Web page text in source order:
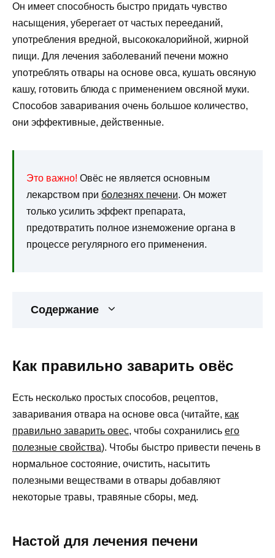
Он имеет способность быстро придать чувство
насыщения, уберегает от частых перееданий,
употребления вредной, высококалорийной, жирной
пищи. Для лечения заболеваний печени можно
употреблять отвары на основе овса, кушать овсяную
кашу, готовить блюда с применением овсяной муки.
Способов заваривания очень большое количество,
они эффективные, действенные.
Это важно! Овёс не является основным
лекарством при болезнях печени. Он может
только усилить эффект препарата,
предотвратить полное изнеможение органа в
процессе регулярного его применения.
Содержание
Как правильно заварить овёс
Есть несколько простых способов, рецептов,
заваривания отвара на основе овса (читайте, как
правильно заварить овес, чтобы сохранились его
полезные свойства). Чтобы быстро привести печень в
нормальное состояние, очистить, насытить
полезными веществами в отвары добавляют
некоторые травы, травяные сборы, мед.
Настой для лечения печени